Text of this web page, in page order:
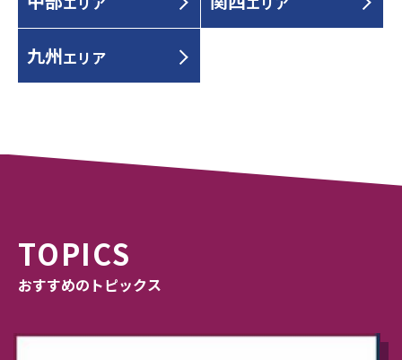
九州エリア
TOPICS
おすすめのトピックス